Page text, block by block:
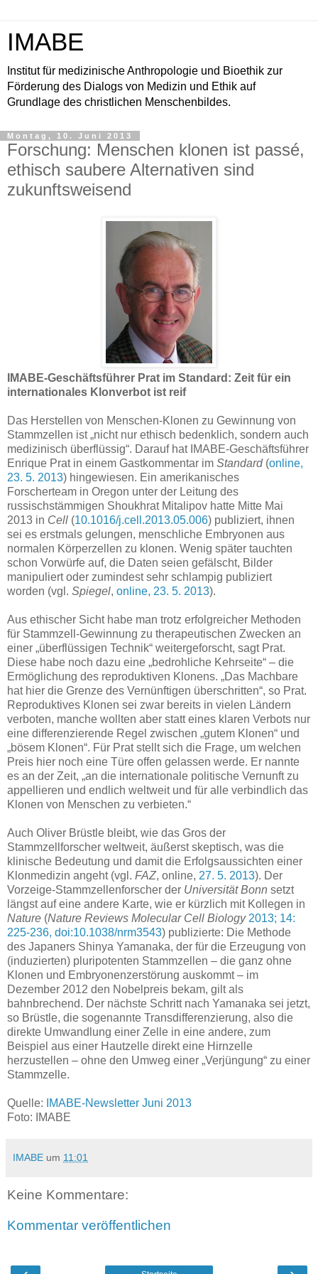
IMABE
Institut für medizinische Anthropologie und Bioethik zur
Förderung des Dialogs von Medizin und Ethik auf
Grundlage des christlichen Menschenbildes.
Montag, 10. Juni 2013
Forschung: Menschen klonen ist passé,
ethisch saubere Alternativen sind
zukunftsweisend
IMABE-Geschäftsführer Prat im Standard: Zeit für ein
internationales Klonverbot ist reif
Das Herstellen von Menschen-Klonen zu Gewinnung von
Stammzellen ist „nicht nur ethisch bedenklich, sondern auch
medizinisch überflüssig“. Darauf hat IMABE-Geschäftsführer
Enrique Prat in einem Gastkommentar im Standard (online,
23. 5. 2013) hingewiesen. Ein amerikanisches
Forscherteam in Oregon unter der Leitung des
russischstämmigen Shoukhrat Mitalipov hatte Mitte Mai
2013 in Cell (10.1016/j.cell.2013.05.006) publiziert, ihnen
sei es erstmals gelungen, menschliche Embryonen aus
normalen Körperzellen zu klonen. Wenig später tauchten
schon Vorwürfe auf, die Daten seien gefälscht, Bilder
manipuliert oder zumindest sehr schlampig publiziert
worden (vgl. Spiegel, online, 23. 5. 2013).
Aus ethischer Sicht habe man trotz erfolgreicher Methoden
für Stammzell-Gewinnung zu therapeutischen Zwecken an
einer „überflüssigen Technik“ weitergeforscht, sagt Prat.
Diese habe noch dazu eine „bedrohliche Kehrseite“ – die
Ermöglichung des reproduktiven Klonens. „Das Machbare
hat hier die Grenze des Vernünftigen überschritten“, so Prat.
Reproduktives Klonen sei zwar bereits in vielen Ländern
verboten, manche wollten aber statt eines klaren Verbots nur
eine differenzierende Regel zwischen „gutem Klonen“ und
„bösem Klonen“. Für Prat stellt sich die Frage, um welchen
Preis hier noch eine Türe offen gelassen werde. Er nannte
es an der Zeit, „an die internationale politische Vernunft zu
appellieren und endlich weltweit und für alle verbindlich das
Klonen von Menschen zu verbieten.“
Auch Oliver Brüstle bleibt, wie das Gros der
Stammzellforscher weltweit, äußerst skeptisch, was die
klinische Bedeutung und damit die Erfolgsaussichten einer
Klonmedizin angeht (vgl. FAZ, online, 27. 5. 2013). Der
Vorzeige-Stammzellenforscher der Universität Bonn setzt
längst auf eine andere Karte, wie er kürzlich mit Kollegen in
Nature (Nature Reviews Molecular Cell Biology 2013; 14:
225-236, doi:10.1038/nrm3543) publizierte: Die Methode
des Japaners Shinya Yamanaka, der für die Erzeugung von
(induzierten) pluripotenten Stammzellen – die ganz ohne
Klonen und Embryonenzerstörung auskommt – im
Dezember 2012 den Nobelpreis bekam, gilt als
bahnbrechend. Der nächste Schritt nach Yamanaka sei jetzt,
so Brüstle, die sogenannte Transdifferenzierung, also die
direkte Umwandlung einer Zelle in eine andere, zum
Beispiel aus einer Hautzelle direkt eine Hirnzelle
herzustellen – ohne den Umweg einer „Verjüngung“ zu einer
Stammzelle.
Quelle:
IMABE-Newsletter Juni 2013
Foto: IMABE
IMABE um 11:01
Keine Kommentare:
Kommentar veröffentlichen